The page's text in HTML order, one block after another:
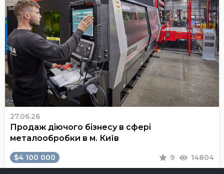
27.06.26
Продаж діючого бізнесу в сфері
металообробки в м. Київ
$4 100 000 9 14804